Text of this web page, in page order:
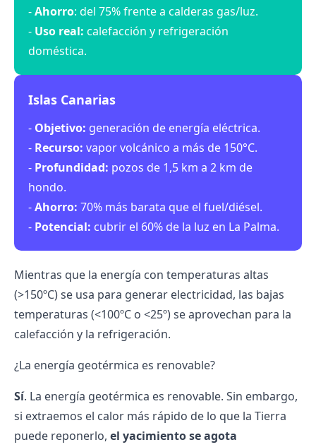
-Ahorro: del 75% frente a calderas gas/luz.
- Uso real: calefacción y refrigeración
doméstica.
Islas Canarias
- Objetivo: generación de energía eléctrica.
- Recurso: vapor volcánico a más de 150°C.
- Profundidad: pozos de 1,5 km a 2 km de
hondo.
-Ahorro: 70% más barata que el fuel/diésel.
- Potencial: cubrir el 60% de la luz en La Palma.
Mientras que la energía con temperaturas altas
(>150ºC) se usa para generar electricidad, las bajas
temperaturas (<100ºC o <25º) se aprovechan para la
calefacción y la refrigeración.
¿La energía geotérmica es renovable?
Sí. La energía geotérmica es renovable. Sin embargo,
si extraemos el calor más rápido de lo que la Tierra
puede reponerlo, el yacimiento se agota